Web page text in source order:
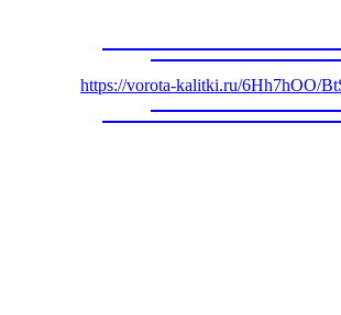
https://vorota-kalitki.ru/6Hh7hOO/